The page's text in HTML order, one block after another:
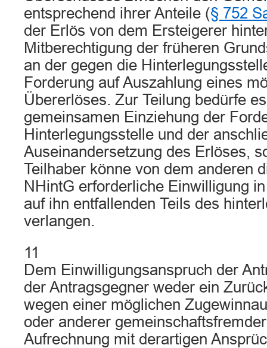
entsprechend ihrer Anteile (§ 752
der Erlös von dem Ersteigerer
Mitberechtigung der früheren
an der gegen die
Forderung auf Auszahlung eines
Übererlöses. Zur Teilung bedürfe
gemeinsamen Einziehung der
Hinterlegungsstelle und der
Auseinandersetzung des Erlöses,
Teilhaber könne von dem anderen
NHintG erforderliche Einwilligung
auf ihn entfallenden Teils des
verlangen.
11
Dem Einwilligungsanspruch der
der Antragsgegner weder ein
wegen einer möglichen
oder anderer
Aufrechnung mit derartigen